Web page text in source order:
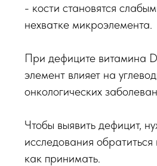
- кости становятся
нехватке микроэлемента.
При дефиците витамина D
элемент влияет на
онкологических
Чтобы выявить дефицит,
исследования
как принимать.